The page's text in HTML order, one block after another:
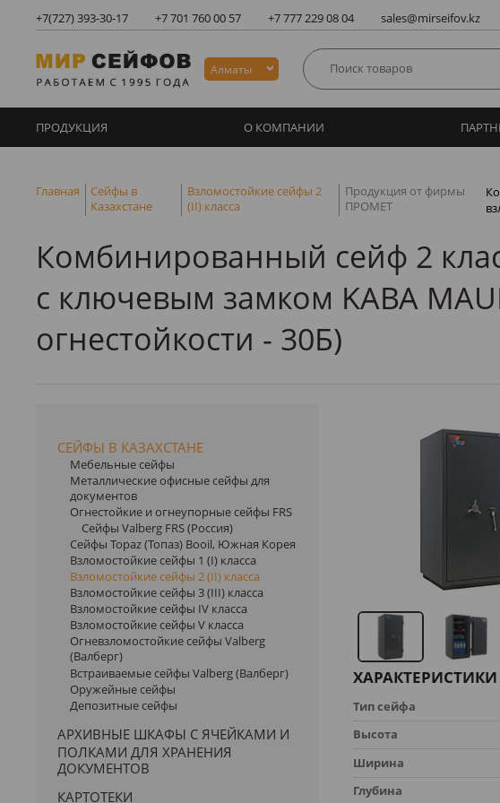
+7(727)393-30-17 +7 701 760 00 57 +7 777 229 08 04 sales@mirseifov.kz
Алматы
ПРОДУКЦИЯ О КОМПАНИИ
Главная
Сейфы в
Казахстане
Взломостойкие сейфы 2
(II) класса
Продукция от фирмы
ПРОМЕТ
Комбинированный сейф 2
с ключевым замком KABA
огнестойкости - 30Б)
СЕЙФЫ В КАЗАХСТАНЕ
Мебельные сейфы
Металлические офисные сейфы для
документов
Огнестойкие и огнеупорные сейфы FRS
Сейфы Valberg FRS (Россия)
Сейфы Topaz (Топаз) Booil, Южная Корея
Взломостойкие сейфы 1 (I) класса
Взломостойкие сейфы 2 (II) класса
Взломостойкие сейфы 3 (III) класса
Взломостойкие сейфы IV класса
Взломостойкие сейфы V класса
Огневзломостойкие сейфы Valberg
(Валберг)
Встраиваемые сейфы Valberg (Валберг)
Оружейные сейфы
Депозитные сейфы
АРХИВНЫЕ ШКАФЫ С ЯЧЕЙКАМИ И
ПОЛКАМИ ДЛЯ ХРАНЕНИЯ
ДОКУМЕНТОВ
КАРТОТЕКИ
ХАРАКТЕРИСТИКИ
Тип сейфа
Высота
Ширина
Глубина